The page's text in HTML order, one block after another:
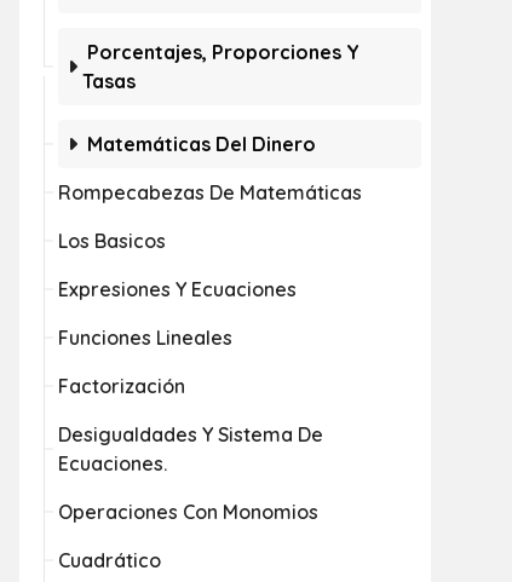
Porcentajes, Proporciones Y
Tasas
Matemáticas Del Dinero
Rompecabezas De Matemáticas
Los Basicos
Expresiones Y Ecuaciones
Funciones Lineales
Factorización
Desigualdades Y Sistema De
Ecuaciones.
Operaciones Con Monomios
Cuadrático